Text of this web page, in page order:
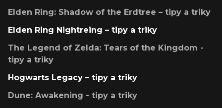
Elden Ring: Shadow of the Erdtree – tipy a triky
Elden Ring Nightreing – tipy a triky
The Legend of Zelda: Tears of the Kingdom -
tipy a triky
Hogwarts Legacy – tipy a triky
Dune: Awakening - tipy a triky